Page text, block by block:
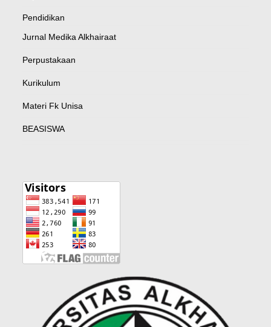
Pendidikan
Jurnal Medika Alkhairaat
Perpustakaan
Kurikulum
Materi Fk Unisa
BEASISWA